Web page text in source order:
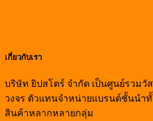
เกี่ยวกับเรา
บริษัท ยิปสโตร์ จำกัด เป็นศูนย์รวมวั
วงจร ตัวแทนจำหน่ายแบรนด์ชั้นนำ
สินค้าหลากหลายกลุ่ม